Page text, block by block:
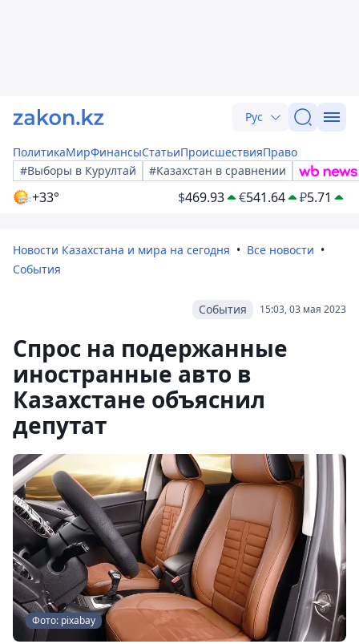
Рус
ПолитикаМирФинансыСтатьиПроисшествияПраво
#Выборы в Курултай
#Казахстан в сравнении
+33° $469.93 €541.64 ₽5.71
Новости Казахстана и мира на сегодня
Все новости
События
15:03, 03 мая 2023
События
Спрос на подержанные
иностранные авто в
Казахстане объяснил
депутат
Фото: pixabay